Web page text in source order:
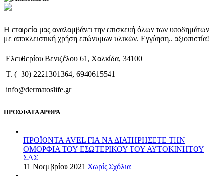
Η εταιρεία μας αναλαμβάνει την επισκευή όλων των υποδημάτων
με αποκλειστική χρήση επώνυμων υλικών. Εγγύηση.. αξιοπιστία!
Ελευθερίου Βενιζέλου 61, Χαλκίδα, 34100
T. (+30) 2221301364, 6940615541
info@dermatoslife.gr
ΠΡΟΣΦΑΤΑ ΑΡΘΡΑ
ΠΡΟΪΟΝΤΑ AVEL ΓΙΑ ΝΑ ΔΙΑΤΗΡΗΣΕΤΕ ΤΗΝ
ΟΜΟΡΦΙΑ ΤΟΥ ΕΣΩΤΕΡΙΚΟΥ ΤΟΥ ΑΥΤΟΚΙΝΗΤΟΥ
ΣΑΣ
11 Νοεμβρίου 2021 Χωρίς Σχόλια